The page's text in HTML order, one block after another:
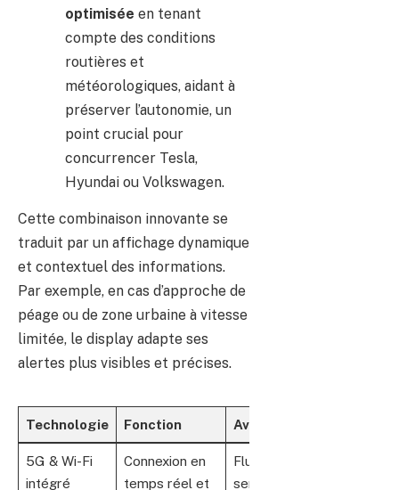
optimisée en tenant
compte des conditions
routières et
météorologiques, aidant à
préserver l’autonomie, un
point crucial pour
concurrencer Tesla,
Hyundai ou Volkswagen.
Cette combinaison innovante se
traduit par un affichage dynamique
et contextuel des informations.
Par exemple, en cas d’approche de
péage ou de zone urbaine à vitesse
limitée, le display adapte ses
alertes plus visibles et précises.
Technologie Fonction Avantage
5G & Wi-Fi
intégré
Connexion en
temps réel et
Fluidité de
service et